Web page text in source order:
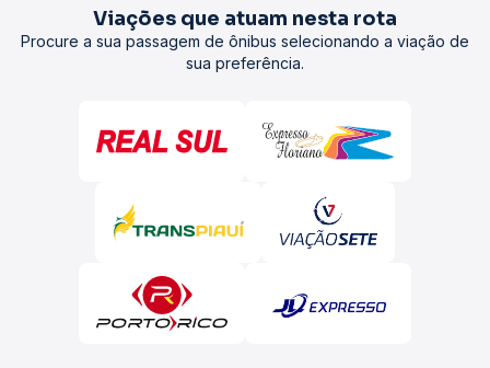
Viações que atuam nesta rota
Procure a sua passagem de ônibus selecionando a viação de
sua preferência.